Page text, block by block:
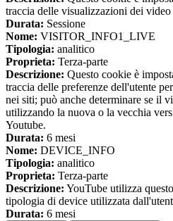
traccia delle visualizzazioni dei
Durata: Sessione
Nome: VISITOR_INFO1_LIVE
Tipologia: analitico
Proprieta: Terza-parte
Descrizione: Questo cookie è
traccia delle preferenze dell'utente
nei siti; può anche determinare se il
utilizzando la nuova o la vecchia
Youtube.
Durata: 6 mesi
Nome: DEVICE_INFO
Tipologia: analitico
Proprieta: Terza-parte
Descrizione: YouTube utilizza
tipologia di device utilizzata
Durata: 6 mesi